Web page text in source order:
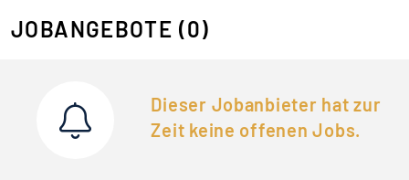
JOBANGEBOTE (0)
Dieser Jobanbieter hat zur
Zeit keine offenen Jobs.